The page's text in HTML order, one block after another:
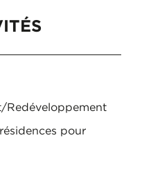
Redéveloppement
pour